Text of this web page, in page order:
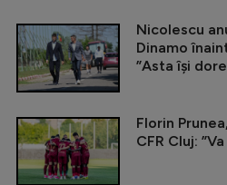
Nicolescu
Dinamo
”Asta își
Florin
CFR Cluj: